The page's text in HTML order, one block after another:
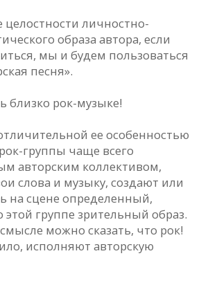
личностно-
образа автора, если
мы и будем пользоваться
песня».
близко рок-музыке!
ее особенностью
группы чаще всего
авторским коллективом,
слова и музыку, создают или
на сцене определенный,
группе зрительный образ.
можно сказать, что рок!
исполняют авторскую